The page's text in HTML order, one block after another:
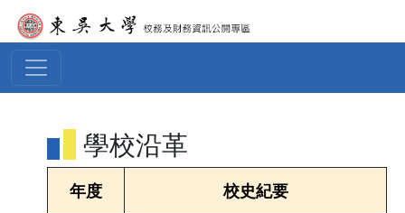
移至主內容
學校沿革
年度 校史紀要